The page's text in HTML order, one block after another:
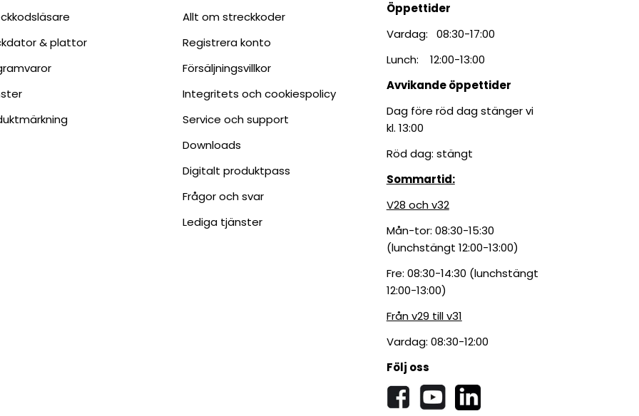
& plattor
Allt om streckkoder
Registrera konto
Försäljningsvillkor
Integritets och cookiespolicy
Service och support
Downloads
Digitalt produktpass
Frågor och svar
Lediga tjänster
Öppettider
Vardag: 08:30-17:00
Lunch: 12:00-13:00
Avvikande öppettider
Dag före röd dag stänger vi
kl. 13:00
Röd dag: stängt
Sommartid:
V28 och v32
Mån-tor: 08:30-15:30
(lunchstängt 12:00-13:00)
Fre: 08:30-14:30 (lunchstängt
12:00-13:00)
Från v29 till v31
Vardag: 08:30-12:00
Följ oss